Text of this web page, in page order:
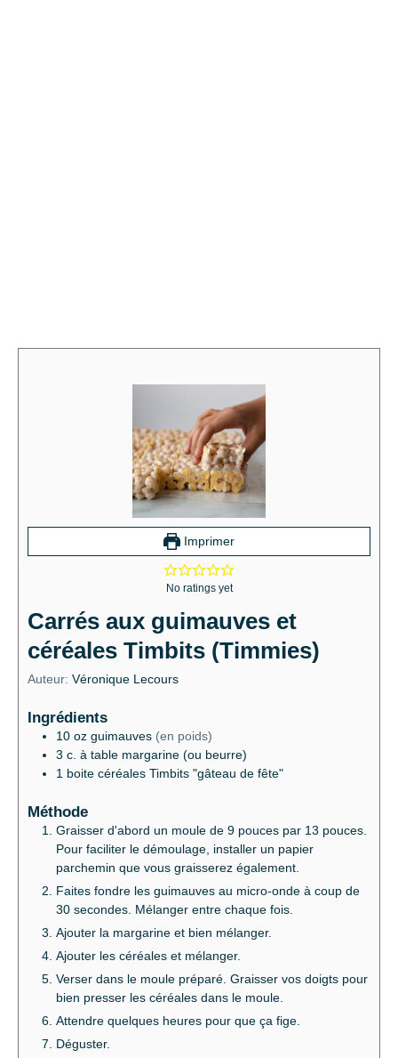
Imprimer
No ratings yet
Carrés aux guimauves et
céréales Timbits (Timmies)
Auteur: Véronique Lecours
Ingrédients
10 oz guimauves (en poids)
3 c. à table margarine (ou beurre)
1 boite céréales Timbits "gâteau de fête"
Méthode
Graisser d'abord un moule de 9 pouces par 13 pouces.
Pour faciliter le démoulage, installer un papier
parchemin que vous graisserez également.
Faites fondre les guimauves au micro-onde à coup de
30 secondes. Mélanger entre chaque fois.
Ajouter la margarine et bien mélanger.
Ajouter les céréales et mélanger.
Verser dans le moule préparé. Graisser vos doigts pour
bien presser les céréales dans le moule.
Attendre quelques heures pour que ça fige.
Déguster.